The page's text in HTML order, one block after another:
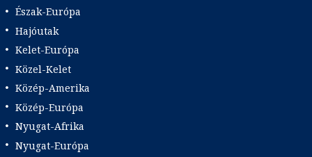
Észak-Európa
Hajóutak
Kelet-Európa
Közel-Kelet
Közép-Amerika
Közép-Európa
Nyugat-Afrika
Nyugat-Európa